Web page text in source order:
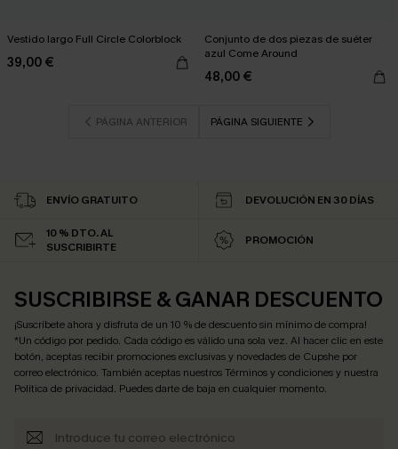
Vestido largo Full Circle Colorblock
39,00 €
Conjunto de dos piezas de suéter
azul Come Around
48,00 €
PÁGINA ANTERIOR PÁGINA SIGUIENTE
ENVÍO GRATUITO DEVOLUCIÓN EN 30 DÍAS
10 % DTO. AL
SUSCRIBIRTE
PROMOCIÓN
SUSCRIBIRSE & GANAR DESCUENTO
¡Suscríbete ahora y disfruta de un 10 % de descuento sin mínimo de compra!
*Un código por pedido. Cada código es válido una sola vez. Al hacer clic en este
botón, aceptas recibir promociones exclusivas y novedades de Cupshe por
correo electrónico. También aceptas nuestrosTérminos y condicionesy nuestra
Política de privacidad. Puedes darte de baja en cualquier momento.